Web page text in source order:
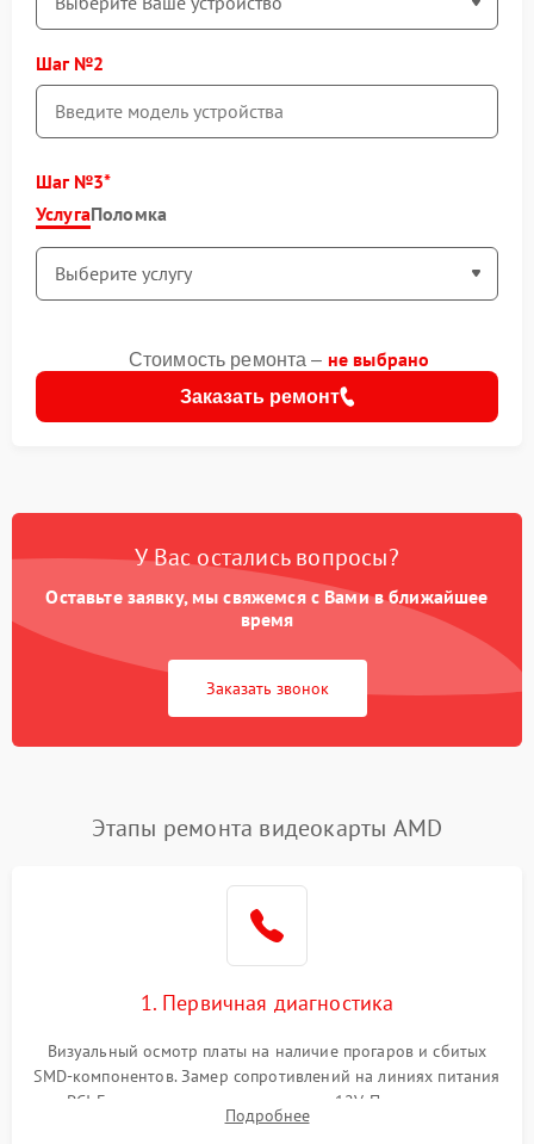
Шаг №2
Шаг №3
УслугаПоломка
Заказать ремонт
Стоимость ремонта – не выбрано
У Вас остались вопросы?
Оставьте заявку, мы свяжемся с Вами в ближайшее
время
Заказать звонок
Этапы ремонта видеокарты AMD
1. Первичная диагностика
Визуальный осмотр платы на наличие прогаров и сбитых
SMD-компонентов. Замер сопротивлений на линиях питания
PCI-E и дополнительных разъемах 12V. Проверка на
короткое замыкание основных дросселей питания GPU и
Подробнее